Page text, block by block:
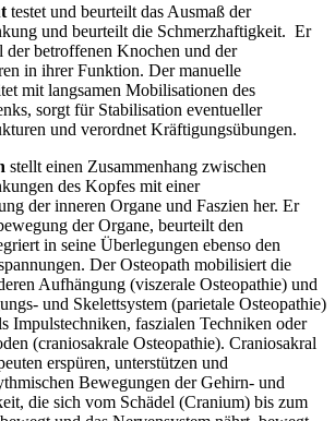
testet und beurteilt das Ausmaß der
und beurteilt die Schmerzhaftigkeit. Er
der betroffenen Knochen und der
in ihrer Funktion. Der manuelle
mit langsamen Mobilisationen des
sorgt für Stabilisation eventueller
und verordnet Kräftigungsübungen.
stellt einen Zusammenhang zwischen
des Kopfes mit einer
der inneren Organe und Faszien her. Er
der Organe, beurteilt den
in seine Überlegungen ebenso den
Der Osteopath mobilisiert die
Aufhängung (viszerale Osteopathie) und
und Skelettsystem (parietale Osteopathie)
Impulstechniken, faszialen Techniken oder
(craniosakrale Osteopathie). Craniosakral
erspüren, unterstützen und
Bewegungen der Gehirn- und
die sich vom Schädel (Cranium) bis zum